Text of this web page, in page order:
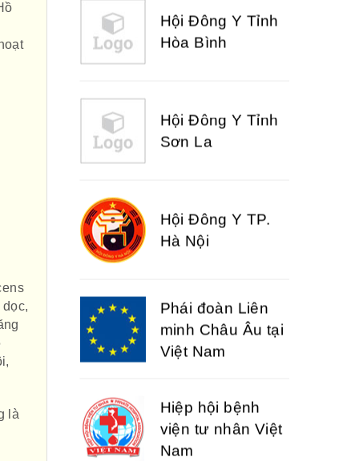
là
Hòa Bình
Sơn La
Hà Nội
minh Châu Âu tại
Việt Nam
viện tư nhân Việt
Nam